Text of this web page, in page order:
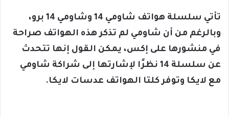
تأتي سلسلة هواتف شاومي 14 وشاومي 14 برو،
وبالرغم من أن شاومي لم تذكر هذه الهواتف صراحة
في منشورها على إكس، يمكن القول إنها تتحدث
عن سلسلة 14 نظرًا لإشارتها إلى شراكة شاومي
مع لايكا وتوفر كلتا الهواتف عدسات لايكا.